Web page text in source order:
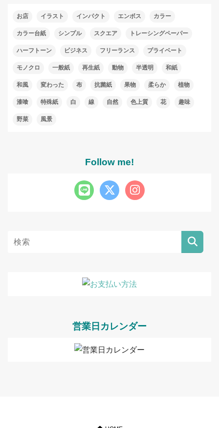
お店 イラスト インパクト エンボス カラー
カラー台紙 シンプル スクエア トレーシングペーパー
ハーフトーン ビジネス フリーランス プライベート
モノクロ 一般紙 再生紙 動物 半透明 和紙
和風 変わった 布 抗菌紙 果物 柔らか 植物
漆喰 特殊紙 白 線 自然 色上質 花 趣味
野菜 風景
Follow me!
営業日カレンダー